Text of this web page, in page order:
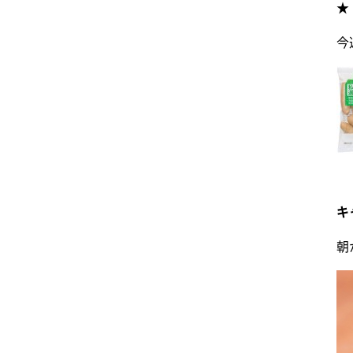
★
今
キ
朝